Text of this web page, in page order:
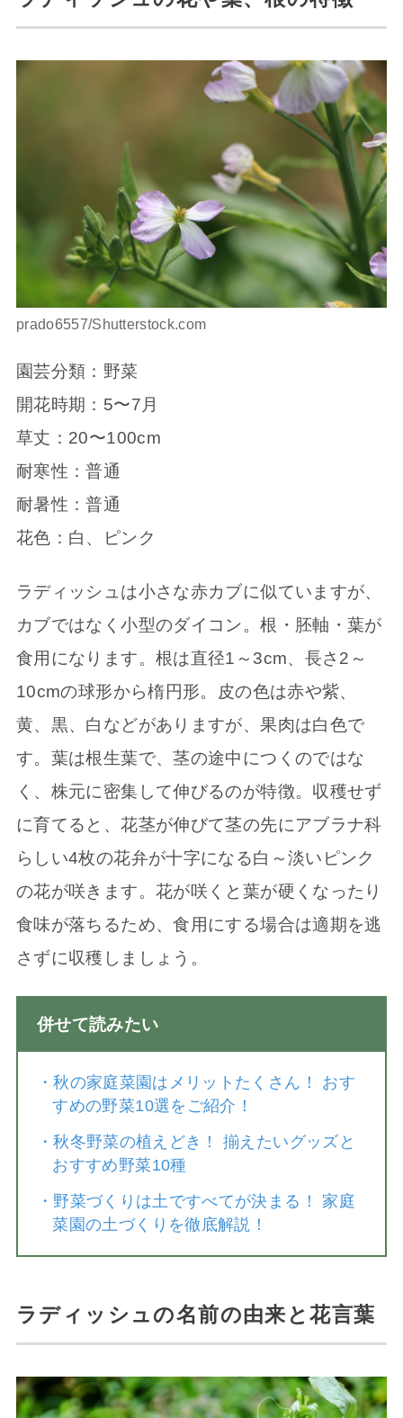
prado6557/Shutterstock.com
園芸分類：野菜
開花時期：5〜7月
草丈：20〜100cm
耐寒性：普通
耐暑性：普通
花色：白、ピンク
ラディッシュは小さな赤カブに似ていますが、
カブではなく小型のダイコン。根・胚軸・葉が
食用になります。根は直径1～3cm、長さ2～
10cmの球形から楕円形。皮の色は赤や紫、
黄、黒、白などがありますが、果肉は白色で
す。葉は根生葉で、茎の途中につくのではな
く、株元に密集して伸びるのが特徴。収穫せず
に育てると、花茎が伸びて茎の先にアブラナ科
らしい4枚の花弁が十字になる白～淡いピンク
の花が咲きます。花が咲くと葉が硬くなったり
食味が落ちるため、食用にする場合は適期を逃
さずに収穫しましょう。
併せて読みたい
・秋の家庭菜園はメリットたくさん！ おす
すめの野菜10選をご紹介！
・秋冬野菜の植えどき！ 揃えたいグッズと
おすすめ野菜10種
・ 野菜づくりは土ですべてが決まる！ 家庭
菜園の土づくりを徹底解説！
ラディッシュの名前の由来と花言葉